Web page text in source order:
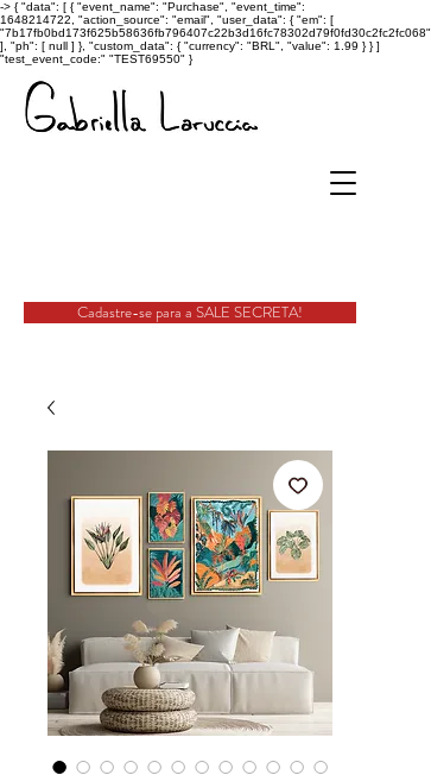
-> { "data": [ { "event_name": "Purchase", "event_time":
1648214722, "action_source": "email", "user_data": { "em": [
"7b17fb0bd173f625b58636fb796407c22b3d16fc78302d79f0fd30c2fc2fc068"
], "ph": [ null ] }, "custom_data": { "currency": "BRL", "value": 1.99 } } ]
"test_event_code:" "TEST69550" }
Cadastre-se para a SALE SECRETA!